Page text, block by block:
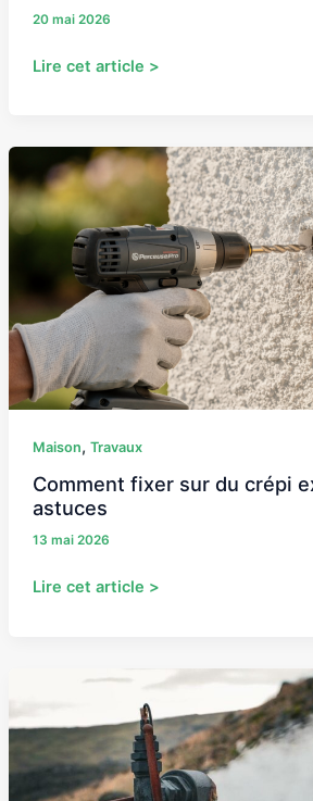
20 mai 2026
Lire cet article >
Maison, Travaux
Comment fixer sur du crépi
astuces
13 mai 2026
Comment
fixer
sur
du
extérieur
Nos
astuces
Lire cet article >
Réduire
consommation
énergétique